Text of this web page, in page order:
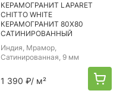
КЕРАМОГРАНИТ LAPARET
CHITTO WHITE
КЕРАМОГРАНИТ 80Х80
САТИНИРОВАННЫЙ
Индия, Мрамор,
Сатинированная, 9 мм
1 390 ₽/ м²